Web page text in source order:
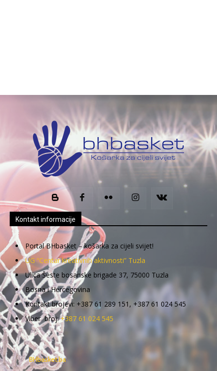
Kontakt informacije
Portal BHbasket – košarka za cijeli svijet!
UG “Centar kreativnih aktivnosti” Tuzla
Ulica Šeste bosanske brigade 37, 75000 Tuzla
Bosna i Hercegovina
Kontakt brojevi: +387 61 289 151, +387 61 024 545
Viber broj:+387 61 024 545
BHbasket.ba